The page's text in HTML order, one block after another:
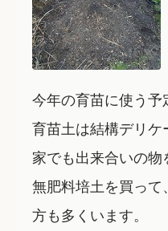
今年の育苗に使う予
育苗土は結構デリ
家でも出来合いの物
無肥料培土を買っ
方も多くいます。